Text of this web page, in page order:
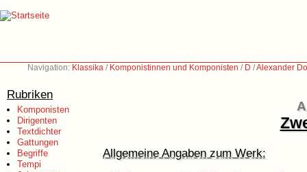
Navigation: Klassika / Komponistinnen und Komponisten / D /Alexander
Rubriken
Komponisten
Dirigenten
Textdichter
Gattungen
Begriffe
Tempi
Allgemeine Angaben zum Werk: